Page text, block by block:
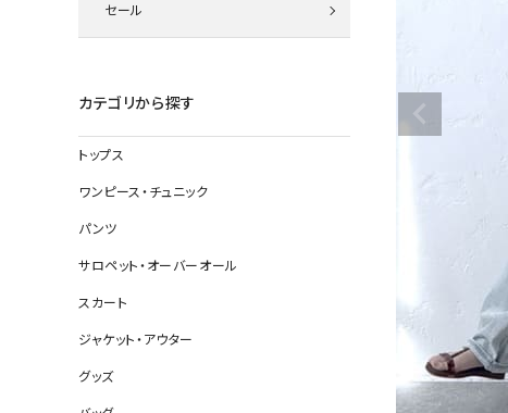
帽子
セール
カテゴリから探す
トップス
ワンピース・チュニック
パンツ
サロペット・オーバーオール
スカート
ジャケット・アウター
グッズ